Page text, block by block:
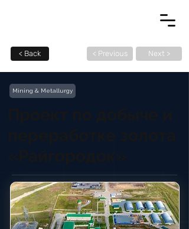
< Back < Previous Next >
Mining & Metallurgy